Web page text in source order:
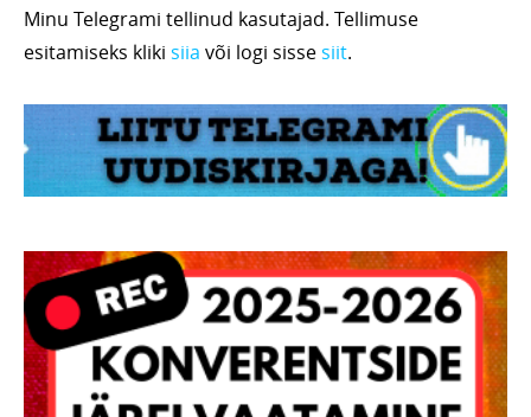
Minu Telegrami tellinud kasutajad. Tellimuse
esitamiseks kliki siia või logi sissesiit.